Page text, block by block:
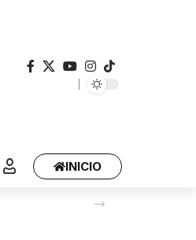
INICIO